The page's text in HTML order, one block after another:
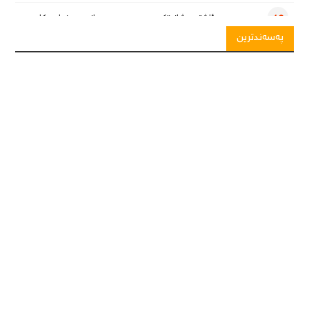
10 یەمەن بەرەو ئاشتی؛ شاندێکی سعوودیە سەردانی سەنعا دەکات
پەسەندترین